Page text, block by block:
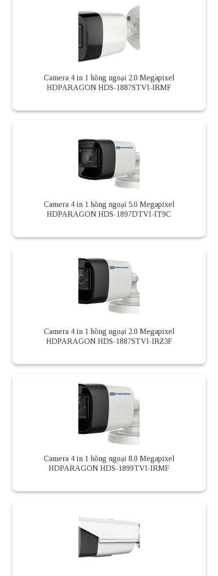
Camera 4 in 1 hồng ngoại 2.0 Megapixel
HDPARAGON HDS-1887STVI-IRMF
Camera 4 in 1 hồng ngoại 5.0 Megapixel
HDPARAGON HDS-1897DTVI-IT9C
Camera 4 in 1 hồng ngoại 2.0 Megapixel
HDPARAGON HDS-1887STVI-IRZ3F
Camera 4 in 1 hồng ngoại 8.0 Megapixel
HDPARAGON HDS-1899TVI-IRMF